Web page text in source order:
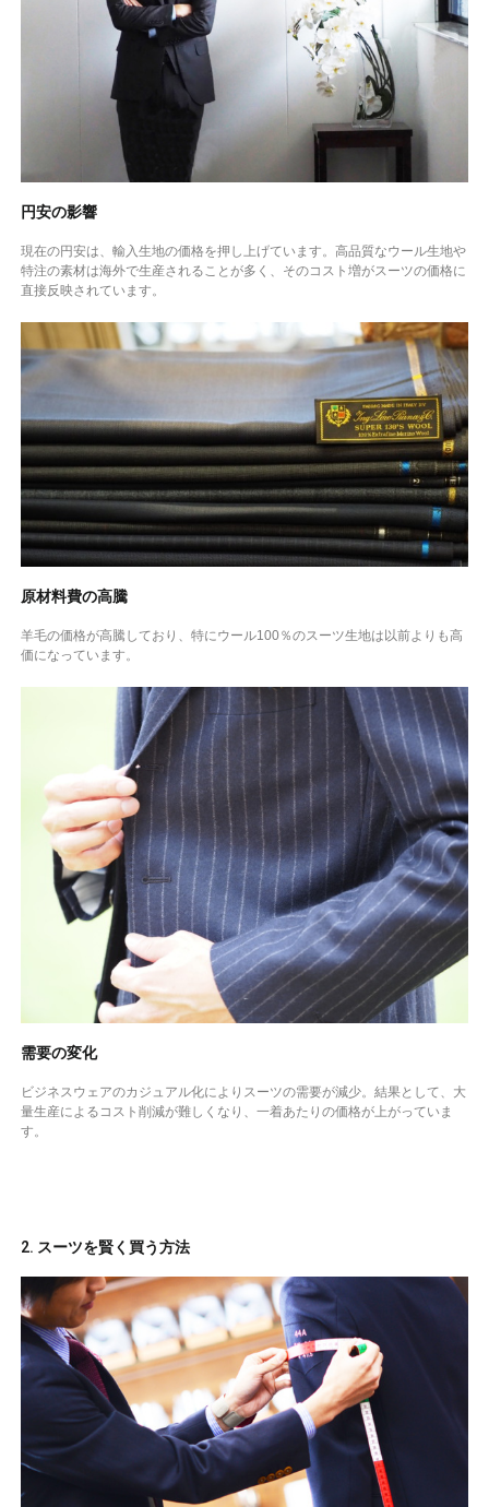
円安の影響
現在の円安は、輸入生地の価格を押し上げています。高品質なウール生地や
特注の素材は海外で生産されることが多く、そのコスト増がスーツの価格に
直接反映されています。
原材料費の高騰
羊毛の価格が高騰しており、特にウール100％のスーツ生地は以前よりも高
価になっています。
需要の変化
ビジネスウェアのカジュアル化によりスーツの需要が減少。結果として、大
量生産によるコスト削減が難しくなり、一着あたりの価格が上がっていま
す。
2. スーツを賢く買う方法